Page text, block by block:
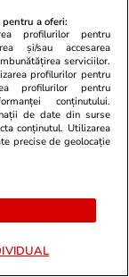
Dieta
oricine!
specialiști!
a oferi:
profilurilor pentru
și/sau accesarea
serviciilor.
profilurilor pentru
profilurilor pentru
conținutului.
de date din surse
conținutul. Utilizarea
precise de geolocație